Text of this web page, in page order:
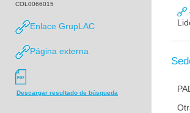
COL0066015
Enlace GrupLAC
Página externa
Descargar resultado de búsqueda